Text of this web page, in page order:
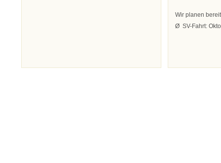
Wir planen
Ø SV-Fahrt: